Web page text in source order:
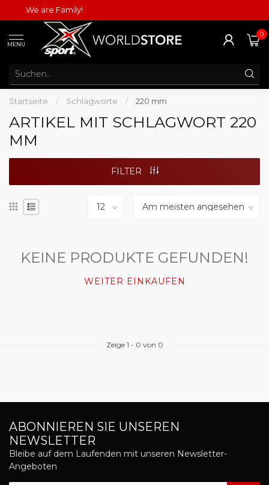
We are Family!
MENU
0
Startseite / Schlagworte / 220 mm
ARTIKEL MIT SCHLAGWORT 220
MM
FILTER
KEINE PRODUKTE GEFUNDEN!
WEITER EINKAUFEN
Zeige 1 - 0 von 0
ABONNIEREN SIE UNSEREN
NEWSLETTER
Bleibe auf dem Laufenden mit unseren Newsletter-
Angeboten